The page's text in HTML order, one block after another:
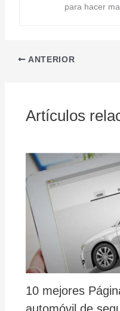
para hacer
ANTERIOR
Artículos
10 mejores